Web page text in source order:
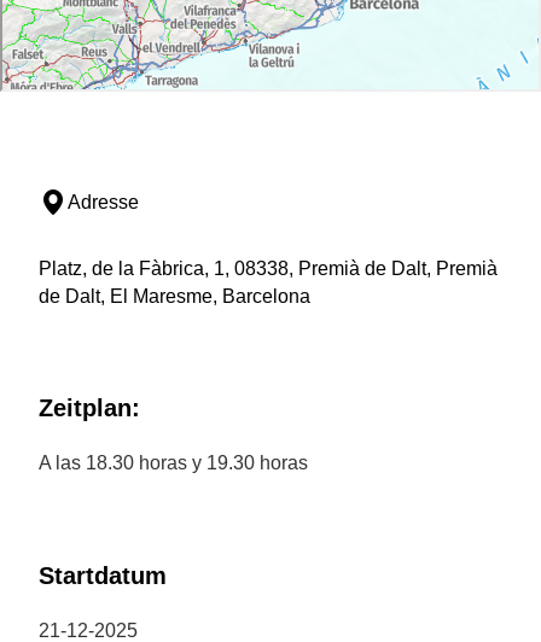
Adresse
Platz, de la Fàbrica, 1, 08338, Premià de Dalt, Premià
de Dalt, El Maresme, Barcelona
Zeitplan:
A las 18.30 horas y 19.30 horas
Startdatum
21-12-2025